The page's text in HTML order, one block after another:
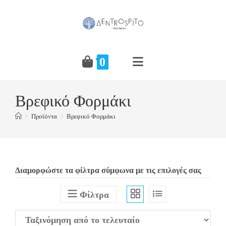
0
Βρεφικό Φορμάκι
> Προϊόντα > Βρεφικό Φορμάκι
Διαμορφώστε τα φίλτρα σύμφωνα με τις επιλογές σας
Φίλτρα